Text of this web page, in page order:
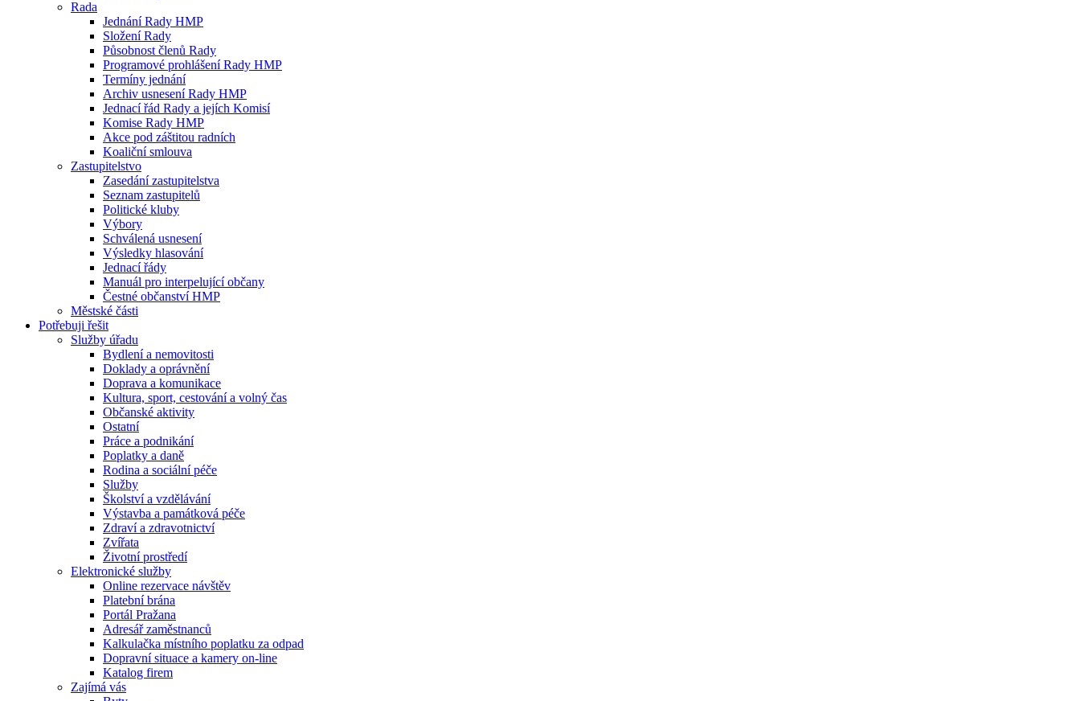
Rada
Jednání Rady HMP
Složení Rady
Působnost členů Rady
Programové prohlášení Rady HMP
Termíny jednání
Archiv usnesení Rady HMP
Jednací řád Rady a jejích Komisí
Komise Rady HMP
Akce pod záštitou radních
Koaliční smlouva
Zastupitelstvo
Zasedání zastupitelstva
Seznam zastupitelů
Politické kluby
Výbory
Schválená usnesení
Výsledky hlasování
Jednací řády
Manuál pro interpelující občany
Čestné občanství HMP
Městské části
Potřebuji řešit
Služby úřadu
Bydlení a nemovitosti
Doklady a oprávnění
Doprava a komunikace
Kultura, sport, cestování a volný čas
Občanské aktivity
Ostatní
Práce a podnikání
Poplatky a daně
Rodina a sociální péče
Služby
Školství a vzdělávání
Výstavba a památková péče
Zdraví a zdravotnictví
Zvířata
Životní prostředí
Elektronické služby
Online rezervace návštěv
Platební brána
Portál Pražana
Adresář zaměstnanců
Kalkulačka místního poplatku za odpad
Dopravní situace a kamery on-line
Katalog firem
Zajímá vás